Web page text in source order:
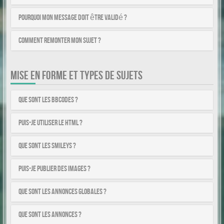
Pourquoi mon message doit être validé ?
Comment remonter mon sujet ?
MISE EN FORME ET TYPES DE SUJETS
Que sont les BBCodes ?
Puis-je utiliser le HTML ?
Que sont les smileys ?
Puis-je publier des images ?
Que sont les annonces globales ?
Que sont les annonces ?